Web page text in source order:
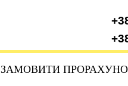
ЗАМОВИТИ